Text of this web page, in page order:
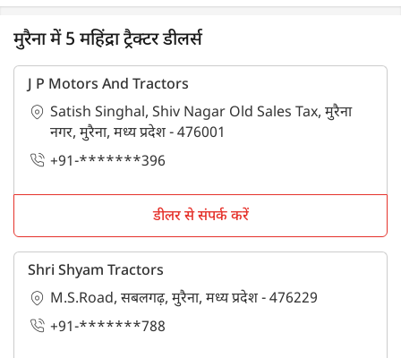
मुरैना में 5 महिंद्रा ट्रैक्टर डीलर्स
J P Motors And Tractors
Satish Singhal, Shiv Nagar Old Sales Tax, मुरैना
नगर, मुरैना, मध्य प्रदेश - 476001
+91-*******396
डीलर से संपर्क करें
Shri Shyam Tractors
M.S.Road, सबलगढ़, मुरैना, मध्य प्रदेश - 476229
+91-*******788